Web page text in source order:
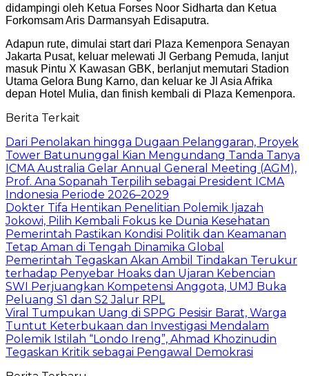
didampingi oleh Ketua Forses Noor Sidharta dan Ketua
Forkomsam Aris Darmansyah Edisaputra.
Adapun rute, dimulai start dari Plaza Kemenpora Senayan
Jakarta Pusat, keluar melewati Jl Gerbang Pemuda, lanjut
masuk Pintu X Kawasan GBK, berlanjut memutari Stadion
Utama Gelora Bung Karno, dan keluar ke Jl Asia Afrika
depan Hotel Mulia, dan finish kembali di Plaza Kemenpora.
Berita Terkait
Dari Penolakan hingga Dugaan Pelanggaran, Proyek
Tower Batununggal Kian Mengundang Tanda Tanya
ICMA Australia Gelar Annual General Meeting (AGM),
Prof. Ana Sopanah Terpilih sebagai President ICMA
Indonesia Periode 2026–2029
Dokter Tifa Hentikan Penelitian Polemik Ijazah
Jokowi, Pilih Kembali Fokus ke Dunia Kesehatan
Pemerintah Pastikan Kondisi Politik dan Keamanan
Tetap Aman di Tengah Dinamika Global
Pemerintah Tegaskan Akan Ambil Tindakan Terukur
terhadap Penyebar Hoaks dan Ujaran Kebencian
SWI Perjuangkan Kompetensi Anggota, UMJ Buka
Peluang S1 dan S2 Jalur RPL
Viral Tumpukan Uang di SPPG Pesisir Barat, Warga
Tuntut Keterbukaan dan Investigasi Mendalam
Polemik Istilah “Londo Ireng”, Ahmad Khozinudin
Tegaskan Kritik sebagai Pengawal Demokrasi